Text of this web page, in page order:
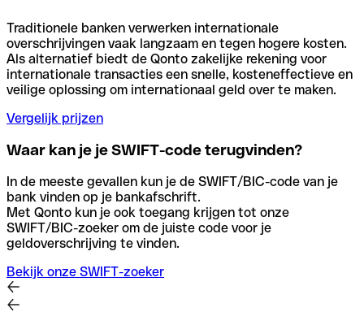
Traditionele banken verwerken internationale
overschrijvingen vaak langzaam en tegen hogere kosten.
Als alternatief biedt de Qonto zakelijke rekening voor
internationale transacties een snelle, kosteneffectieve en
veilige oplossing om internationaal geld over te maken.
Vergelijk prijzen
Waar kan je je SWIFT-code terugvinden?
In de meeste gevallen kun je de SWIFT/BIC-code van je
bank vinden op je bankafschrift.
Met Qonto kun je ook toegang krijgen tot onze
SWIFT/BIC-zoeker om de juiste code voor je
geldoverschrijving te vinden.
Bekijk onze SWIFT-zoeker